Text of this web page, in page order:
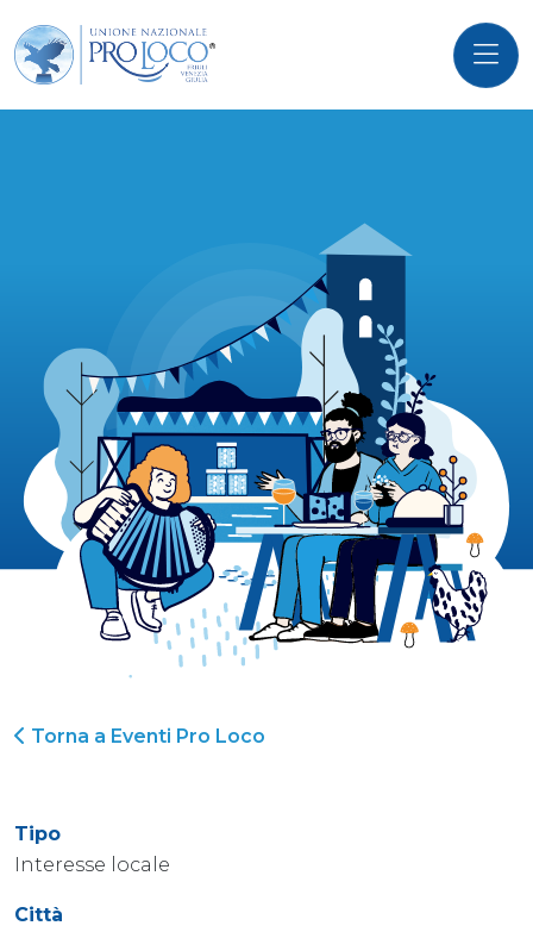
Torna a Eventi Pro Loco
Tipo
Interesse locale
Città